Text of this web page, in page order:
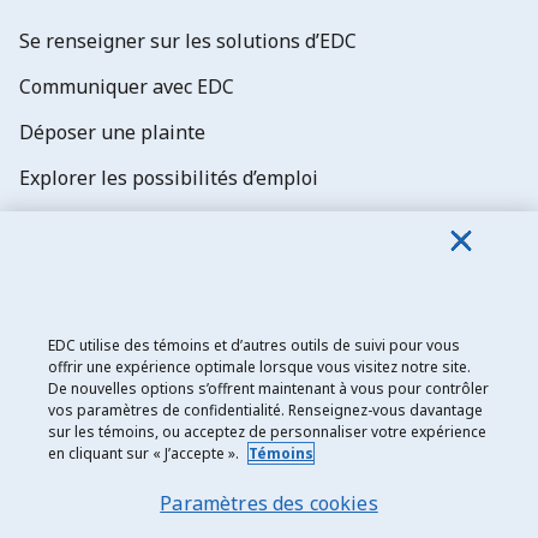
Se renseigner sur les solutions d’EDC
Communiquer avec EDC
Déposer une plainte
Explorer les possibilités d’emploi
Exportation et développement Canada
Énoncé de confidentialité
EDC utilise des témoins et d’autres outils de suivi pour vous
offrir une expérience optimale lorsque vous visitez notre site.
De nouvelles options s’offrent maintenant à vous pour contrôler
vos paramètres de confidentialité. Renseignez-vous davantage
sur les témoins, ou acceptez de personnaliser votre expérience
en cliquant sur « J’accepte ». Témoins
Paramètres des cookies